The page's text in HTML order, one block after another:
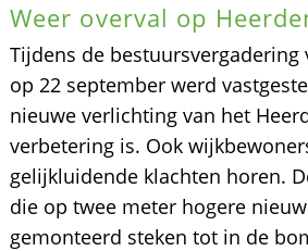
Weer overval op
Tijdens de bestuursvergadering
op 22 september werd
nieuwe verlichting van het
verbetering is. Ook
gelijkluidende klachten horen.
die op twee meter hogere
gemonteerd steken tot in de